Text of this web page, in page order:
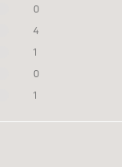
0
4
1
0
1